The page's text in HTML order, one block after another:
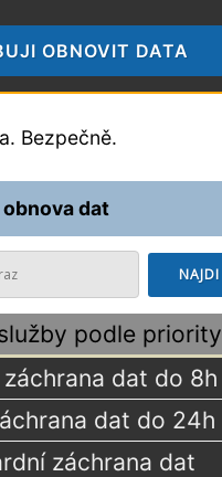
OBNOVIT DATA
Bezpečně.
dat
podle priority
záchrana dat do 8h
dat do 24h
záchrana dat